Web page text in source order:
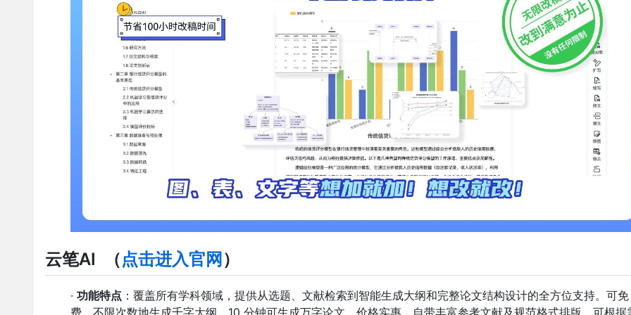
云笔AI （点击进入官网）
· 功能特点 ：覆盖所有学科领域，提供从选题、文献检索到智能生成大纲和完整论文结构设计的全方位支持。可免
费、不限次数地生成千字大纲，10 分钟可生成万字论文，价格实惠，自带丰富参考文献及规范格式排版，可根据